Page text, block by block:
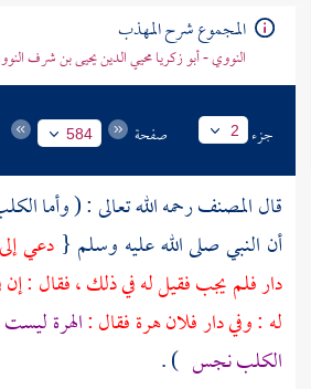
المجموع شرح المهذب
النووي - أبو زكريا محيي الدين يحيى بن شرف
جزء 2 صفحة 584
قالالمصنفرحمه الله تعالى : ( وأما
أن النبي صلى الله عليه وسلم {دعي
دار فلم يجب فقيل له في ذلك ، فقال : إن
له : وفي دار فلان هرة فقال :الهرة
الكلب نجس ) .